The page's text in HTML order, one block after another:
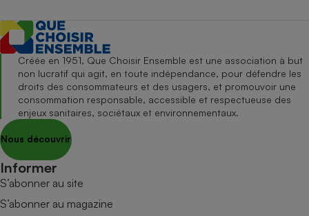
Créée en 1951, Que Choisir Ensemble est une association à but
non lucratif qui agit, en toute indépendance, pour défendre les
droits des consommateurs et des usagers, et promouvoir une
consommation responsable, accessible et respectueuse des
enjeux sanitaires, sociétaux et environnementaux.
Nous découvrir
Informer
S’abonner au site
S’abonner au magazine